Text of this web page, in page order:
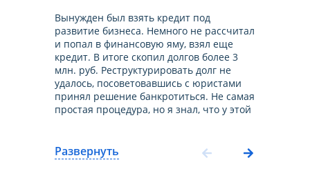
Вынужден был взять кредит под
развитие бизнеса. Немного не рассчитал
и попал в финансовую яму, взял еще
кредит. В итоге скопил долгов более 3
млн. руб. Реструктурировать долг не
удалось, посоветовавшись с юристами
принял решение банкротиться. Не самая
простая процедура, но я знал, что у этой
признали банкротом. Долг списали в
полном объеме. Могу смело
Развернуть